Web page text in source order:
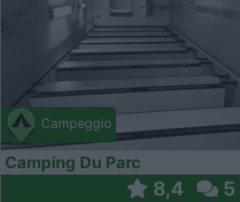
Campeggio
Camping Du Parc
8,4 5